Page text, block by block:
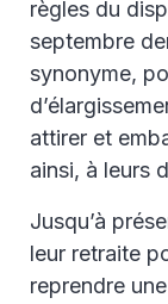
règles du
septembre
synonyme,
attirer et
ainsi, à leurs
Jusqu’à
leur retraite
reprendre